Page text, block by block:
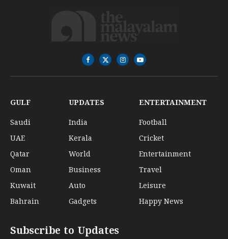
Facebook
X
(Twitter)
InstagramYouTube
GULF
Saudi
UAE
Qatar
Oman
Kuwait
Bahrain
UPDATES
India
Kerala
World
Business
Auto
Gadgets
ENTERTAINMENT
Football
Cricket
Entertainment
Travel
Leisure
Happy News
Subscribe to Updates